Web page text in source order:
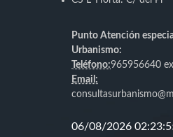
Punto Atención
Urbanismo:
Teléfono:965956640
Email: